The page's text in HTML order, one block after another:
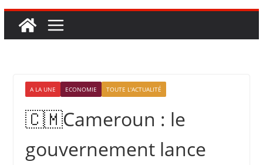
A LA UNE ECONOMIE TOUTE L'ACTUALITÉ
🇨🇲Cameroun : le
gouvernement lance